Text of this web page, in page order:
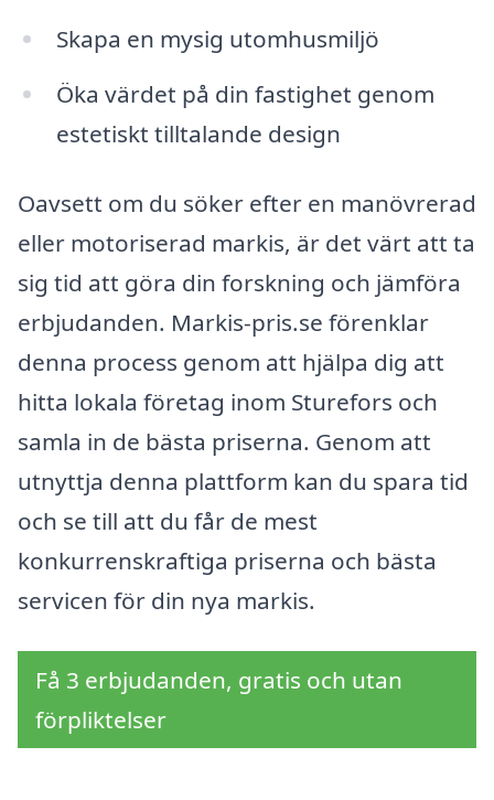
Skapa en mysig utomhusmiljö
Öka värdet på din fastighet genom
estetiskt tilltalande design
Oavsett om du söker efter en manövrerad
eller motoriserad markis, är det värt att ta
sig tid att göra din forskning och jämföra
erbjudanden. Markis-pris.se förenklar
denna process genom att hjälpa dig att
hitta lokala företag inom Sturefors och
samla in de bästa priserna. Genom att
utnyttja denna plattform kan du spara tid
och se till att du får de mest
konkurrenskraftiga priserna och bästa
servicen för din nya markis.
Få 3 erbjudanden, gratis och utan
förpliktelser